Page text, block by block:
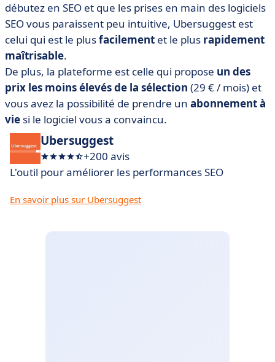
débutez en SEO et que les prises en main des logiciels
SEO vous paraissent peu intuitive, Ubersuggest est
celui qui est le plusfacilement et le plus rapidement
maîtrisable.
De plus, la plateforme est celle qui propose un des
prix les moins élevés de la sélection (29 € / mois) et
vous avez la possibilité de prendre un abonnement à
vie si le logiciel vous a convaincu.
Ubersuggest
+200 avis
L'outil pour améliorer les performances SEO
En savoir plus sur Ubersuggest